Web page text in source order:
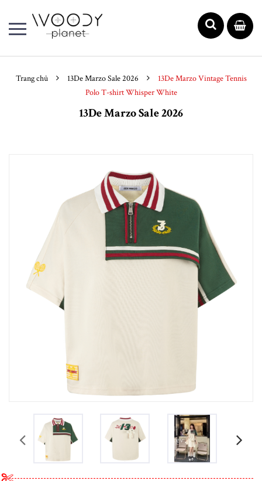
Trang chủ 13De Marzo Sale 2026
13De Marzo Vintage Tennis
Polo T-shirt Whisper White
13De Marzo Sale 2026
prev